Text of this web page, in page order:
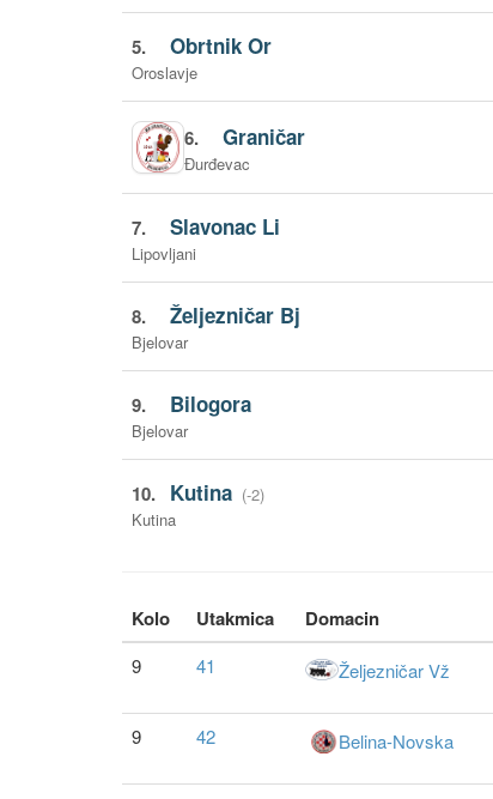
5. Obrtnik Or
Oroslavje
6. Graničar
Đurđevac
7. Slavonac Li
Lipovljani
8. Željezničar Bj
Bjelovar
9. Bilogora
Bjelovar
10. Kutina (-2)
Kutina
Kolo Utakmica Domacin
9 41 Željezničar Vž
9 42 Belina-Novska